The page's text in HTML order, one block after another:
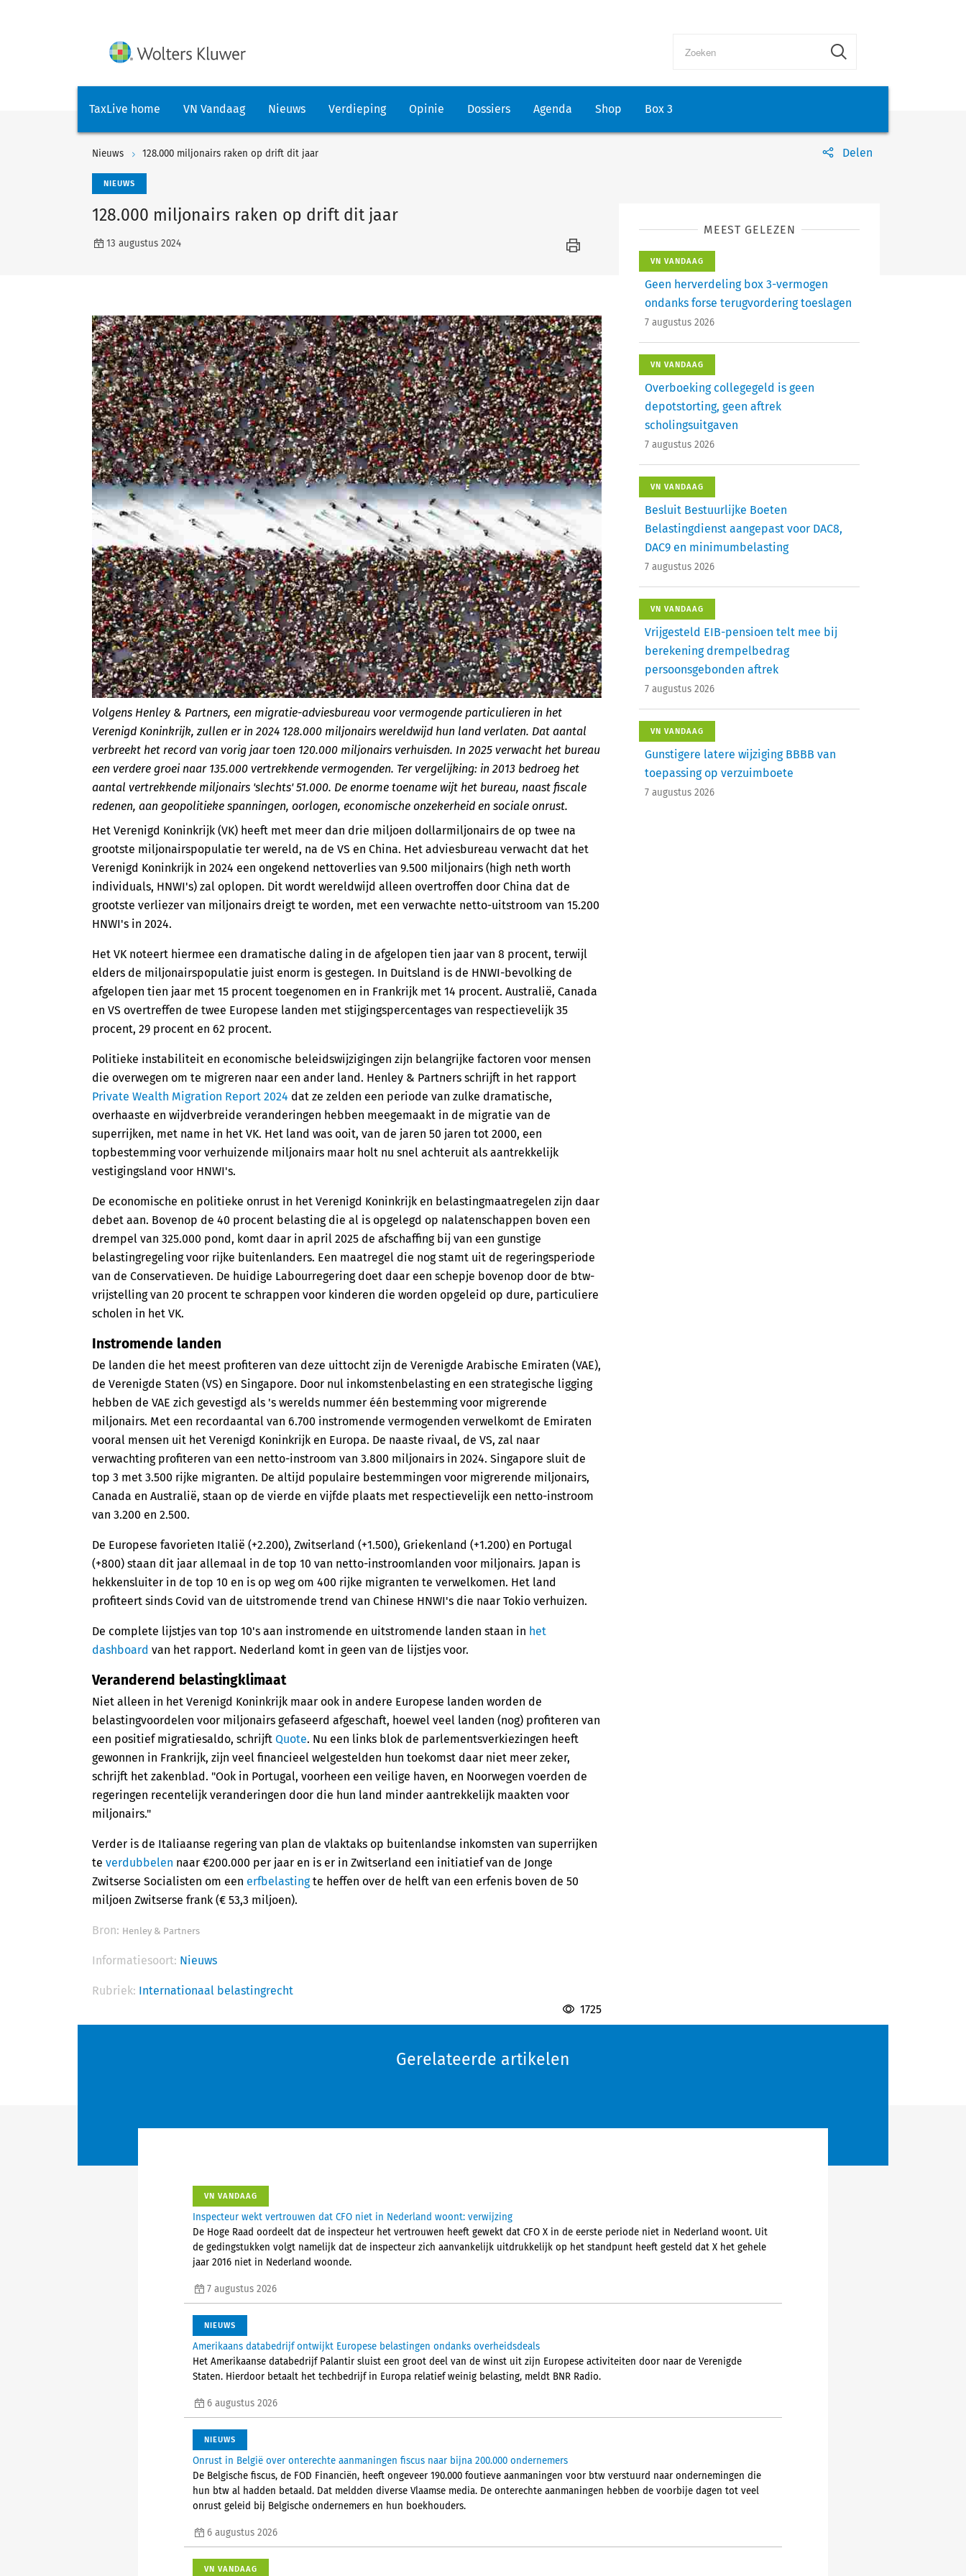
TaxLive home VN Vandaag Nieuws Verdieping Opinie Dossiers Agenda Shop Box 3
Nieuws 128.000 miljonairs raken op drift dit jaar Delen
NIEUWS
128.000 miljonairs raken op drift dit jaar
13 augustus 2024
Volgens Henley & Partners, een migratie-adviesbureau voor vermogende particulieren in het
Verenigd Koninkrijk, zullen er in 2024 128.000 miljonairs wereldwijd hun land verlaten. Dat aantal
verbreekt het record van vorig jaar toen 120.000 miljonairs verhuisden. In 2025 verwacht het bureau
een verdere groei naar 135.000 vertrekkende vermogenden. Ter vergelijking: in 2013 bedroeg het
aantal vertrekkende miljonairs 'slechts' 51.000. De enorme toename wijt het bureau, naast fiscale
redenen, aan geopolitieke spanningen, oorlogen, economische onzekerheid en sociale onrust.
Het Verenigd Koninkrijk (VK) heeft met meer dan drie miljoen dollarmiljonairs de op twee na
grootste miljonairspopulatie ter wereld, na de VS en China. Het adviesbureau verwacht dat het
Verenigd Koninkrijk in 2024 een ongekend nettoverlies van 9.500 miljonairs (high neth worth
individuals, HNWI's) zal oplopen. Dit wordt wereldwijd alleen overtroffen door China dat de
grootste verliezer van miljonairs dreigt te worden, met een verwachte netto-uitstroom van 15.200
HNWI's in 2024.
Het VK noteert hiermee een dramatische daling in de afgelopen tien jaar van 8 procent, terwijl
elders de miljonairspopulatie juist enorm is gestegen. In Duitsland is de HNWI-bevolking de
afgelopen tien jaar met 15 procent toegenomen en in Frankrijk met 14 procent. Australië, Canada
en VS overtreffen de twee Europese landen met stijgingspercentages van respectievelijk 35
procent, 29 procent en 62 procent.
Politieke instabiliteit en economische beleidswijzigingen zijn belangrijke factoren voor mensen
die overwegen om te migreren naar een ander land. Henley & Partners schrijft in het rapport
Private Wealth Migration Report 2024 dat ze zelden een periode van zulke dramatische,
overhaaste en wijdverbreide veranderingen hebben meegemaakt in de migratie van de
superrijken, met name in het VK. Het land was ooit, van de jaren 50 jaren tot 2000, een
topbestemming voor verhuizende miljonairs maar holt nu snel achteruit als aantrekkelijk
vestigingsland voor HNWI's.
De economische en politieke onrust in het Verenigd Koninkrijk en belastingmaatregelen zijn daar
debet aan. Bovenop de 40 procent belasting die al is opgelegd op nalatenschappen boven een
drempel van 325.000 pond, komt daar in april 2025 de afschaffing bij van een gunstige
belastingregeling voor rijke buitenlanders. Een maatregel die nog stamt uit de regeringsperiode
van de Conservatieven. De huidige Labourregering doet daar een schepje bovenop door de btw-
vrijstelling van 20 procent te schrappen voor kinderen die worden opgeleid op dure, particuliere
scholen in het VK.
Instromende landen
De landen die het meest profiteren van deze uittocht zijn de Verenigde Arabische Emiraten (VAE),
de Verenigde Staten (VS) en Singapore. Door nul inkomstenbelasting en een strategische ligging
hebben de VAE zich gevestigd als 's werelds nummer één bestemming voor migrerende
miljonairs. Met een recordaantal van 6.700 instromende vermogenden verwelkomt de Emiraten
vooral mensen uit het Verenigd Koninkrijk en Europa. De naaste rivaal, de VS, zal naar
verwachting profiteren van een netto-instroom van 3.800 miljonairs in 2024. Singapore sluit de
top 3 met 3.500 rijke migranten. De altijd populaire bestemmingen voor migrerende miljonairs,
Canada en Australië, staan op de vierde en vijfde plaats met respectievelijk een netto-instroom
van 3.200 en 2.500.
De Europese favorieten Italië (+2.200), Zwitserland (+1.500), Griekenland (+1.200) en Portugal
(+800) staan ​​dit jaar allemaal in de top 10 van netto-instroomlanden voor miljonairs. Japan is
hekkensluiter in de top 10 en is op weg om 400 rijke migranten te verwelkomen. Het land
profiteert sinds Covid van de uitstromende trend van Chinese HNWI's die naar Tokio verhuizen.
De complete lijstjes van top 10's aan instromende en uitstromende landen staan in het
dashboard van het rapport. Nederland komt in geen van de lijstjes voor.
Veranderend belastingklimaat
Niet alleen in het Verenigd Koninkrijk maar ook in andere Europese landen worden de
belastingvoordelen voor miljonairs gefaseerd afgeschaft, hoewel veel landen (nog) profiteren van
een positief migratiesaldo, schrijft Quote. Nu een links blok de parlementsverkiezingen heeft
gewonnen in Frankrijk, zijn veel financieel welgestelden hun toekomst daar niet meer zeker,
schrijft het zakenblad. "Ook in Portugal, voorheen een veilige haven, en Noorwegen voerden de
regeringen recentelijk veranderingen door die hun land minder aantrekkelijk maakten voor
miljonairs."
Verder is de Italiaanse regering van plan de vlaktaks op buitenlandse inkomsten van superrijken
te verdubbelen naar €200.000 per jaar en is er in Zwitserland een initiatief van de Jonge
Zwitserse Socialisten om een erfbelastingte heffen over de helft van een erfenis boven de 50
miljoen Zwitserse frank (€ 53,3 miljoen).
Bron: Henley & Partners
Informatiesoort: Nieuws
Rubriek: Internationaal belastingrecht
1725
MEEST GELEZEN
VN VANDAAG
Geen herverdeling box 3-vermogen
ondanks forse terugvordering toeslagen
7 augustus 2026
VN VANDAAG
Overboeking collegegeld is geen
depotstorting, geen aftrek
scholingsuitgaven
7 augustus 2026
VN VANDAAG
Besluit Bestuurlijke Boeten
Belastingdienst aangepast voor DAC8,
DAC9 en minimumbelasting
7 augustus 2026
VN VANDAAG
Vrijgesteld EIB-pensioen telt mee bij
berekening drempelbedrag
persoonsgebonden aftrek
7 augustus 2026
VN VANDAAG
Gunstigere latere wijziging BBBB van
toepassing op verzuimboete
7 augustus 2026
Gerelateerde artikelen
VN VANDAAG
Inspecteur wekt vertrouwen dat CFO niet in Nederland woont: verwijzing
De Hoge Raad oordeelt dat de inspecteur het vertrouwen heeft gewekt dat CFO X in de eerste periode niet in Nederland woont. Uit
de gedingstukken volgt namelijk dat de inspecteur zich aanvankelijk uitdrukkelijk op het standpunt heeft gesteld dat X het gehele
jaar 2016 niet in Nederland woonde.
7 augustus 2026
NIEUWS
Amerikaans databedrijf ontwijkt Europese belastingen ondanks overheidsdeals
Het Amerikaanse databedrijf Palantir sluist een groot deel van de winst uit zijn Europese activiteiten door naar de Verenigde
Staten. Hierdoor betaalt het techbedrijf in Europa relatief weinig belasting, meldt BNR Radio.
6 augustus 2026
NIEUWS
Onrust in België over onterechte aanmaningen fiscus naar bijna 200.000 ondernemers
De Belgische fiscus, de FOD Financiën, heeft ongeveer 190.000 foutieve aanmaningen voor btw verstuurd naar ondernemingen die
hun btw al hadden betaald. Dat meldden diverse Vlaamse media. De onterechte aanmaningen hebben de voorbije dagen tot veel
onrust geleid bij Belgische ondernemers en hun boekhouders.
6 augustus 2026
VN VANDAAG